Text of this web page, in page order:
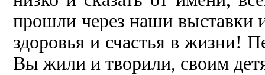
прошли через наши выставки
здоровья и счастья в жизни!
Вы жили и творили, своим